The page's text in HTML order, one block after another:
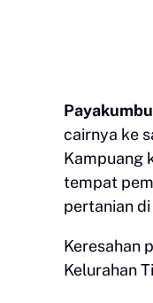
cairnya ke
Kampuang
tempat
pertanian
Keresahan
Kelurahan